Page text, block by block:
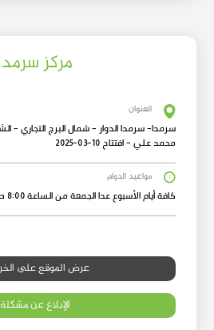
مركز
العنوان
سرمدا- سرمدا الدوار - شمال البرج التجاري -
محمد علي - افتتاح 10-03-2025
مواعيد الدوام
كافة أيام الأسبوع عدا الجمعة من الساعة 8:00 صباحاً إلى الساعة 5:00 مساءً
عرض الموقع على
الإبلاغ عن مشكلة